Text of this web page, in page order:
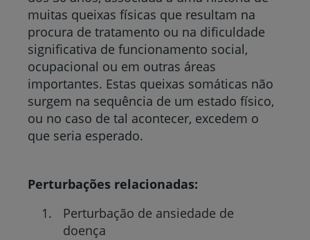
muitas queixas físicas que resultam na
procura de tratamento ou na dificuldade
significativa de funcionamento social,
ocupacional ou em outras áreas
importantes. Estas queixas somáticas não
surgem na sequência de um estado físico,
ou no caso de tal acontecer, excedem o
que seria esperado.
Perturbações relacionadas:
Perturbação de ansiedade de
doença